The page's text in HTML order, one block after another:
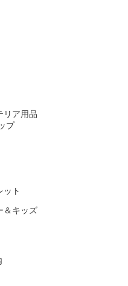
リア用品
プ
ット
＆キッズ